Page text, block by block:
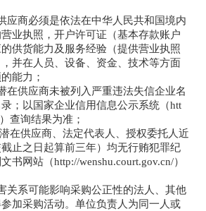
应商必须是依法在中华人民共和国境内
业执照，开户许可证（基本存款账户
供货能力及服务经验（提供营业执照
并在人员、设备、资金、技术等方面
能力；
在供应商未被列入严重违法失信企业名
；以国家企业信用信息公示系统（htt
查询结果为准；
在供应商、法定代表人、授权委托人近
止之日起算前三年）均无行贿犯罪纪
书网站（http://wenshu.court.gov.cn/）
关系可能影响采购公正性的法人、其他
加采购活动。单位负责人为同一人或